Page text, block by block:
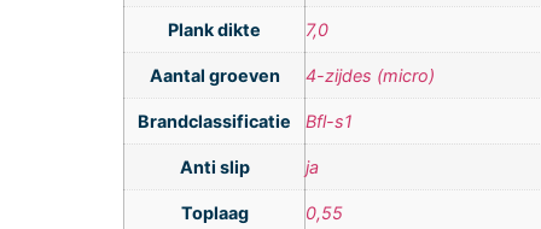
Plank dikte 7,0
Aantal groeven 4-zijdes (micro)
Brandclassificatie Bfl-s1
Anti slip ja
Toplaag 0,55